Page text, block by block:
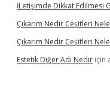
İLetişimde Dikkat Edilmesi
Çıkarım Nedir Çeşitleri
Çıkarım Nedir Çeşitleri
Estetik Diğer Adı Nedir için